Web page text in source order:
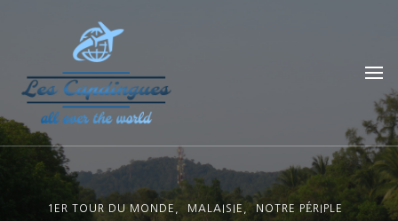
Les Capdingues
blog de voyage
1ER TOUR DU MONDE MALAISIE NOTRE PÉRIPLE